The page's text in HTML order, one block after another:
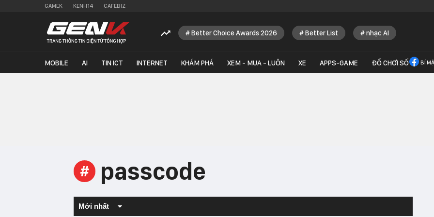
GAMEK KENH14 CAFEBIZ
Better Choice Awards 2026 Better List nhạc AI
MOBILE AI TIN ICT INTERNET KHÁM PHÁ XEM - MUA - LUÔN XE APPS-GAME ĐỒ CHƠI SỐ BÍ
# passcode
Mới nhất